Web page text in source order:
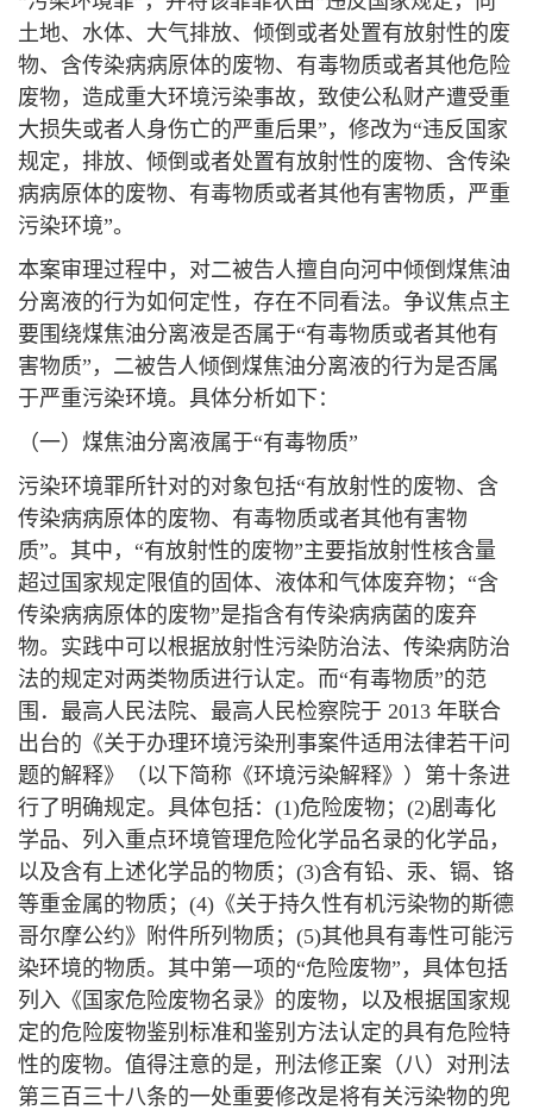
土地、水体、大气排放、倾倒或者处置有放射性的废
物、含传染病病原体的废物、有毒物质或者其他危险
废物，造成重大环境污染事故，致使公私财产遭受重
大损失或者人身伤亡的严重后果”，修改为“违反国家
规定，排放、倾倒或者处置有放射性的废物、含传染
病病原体的废物、有毒物质或者其他有害物质，严重
污染环境”。
本案审理过程中，对二被告人擅自向河中倾倒煤焦油
分离液的行为如何定性，存在不同看法。争议焦点主
要围绕煤焦油分离液是否属于“有毒物质或者其他有
害物质”，二被告人倾倒煤焦油分离液的行为是否属
于严重污染环境。具体分析如下：
（一）煤焦油分离液属于“有毒物质”
污染环境罪所针对的对象包括“有放射性的废物、含
传染病病原体的废物、有毒物质或者其他有害物
质”。其中，“有放射性的废物”主要指放射性核含量
超过国家规定限值的固体、液体和气体废弃物；“含
传染病病原体的废物”是指含有传染病病菌的废弃
物。实践中可以根据放射性污染防治法、传染病防治
法的规定对两类物质进行认定。而“有毒物质”的范
围．最高人民法院、最高人民检察院于 2013 年联合
出台的《关于办理环境污染刑事案件适用法律若干问
题的解释》（以下简称《环境污染解释》）第十条进
行了明确规定。具体包括：(1)危险废物；(2)剧毒化
学品、列入重点环境管理危险化学品名录的化学品，
以及含有上述化学品的物质；(3)含有铅、汞、镉、铬
等重金属的物质；(4)《关于持久性有机污染物的斯德
哥尔摩公约》附件所列物质；(5)其他具有毒性可能污
染环境的物质。其中第一项的“危险废物”，具体包括
列入《国家危险废物名录》的废物，以及根据国家规
定的危险废物鉴别标准和鉴别方法认定的具有危险特
性的废物。值得注意的是，刑法修正案（八）对刑法
第三百三十八条的一处重要修改是将有关污染物的兜